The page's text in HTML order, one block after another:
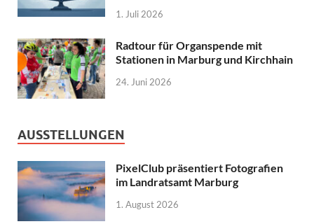
1. Juli 2026
Radtour für Organspende mit
Stationen in Marburg und Kirchhain
24. Juni 2026
AUSSTELLUNGEN
PixelClub präsentiert Fotografien
im Landratsamt Marburg
1. August 2026